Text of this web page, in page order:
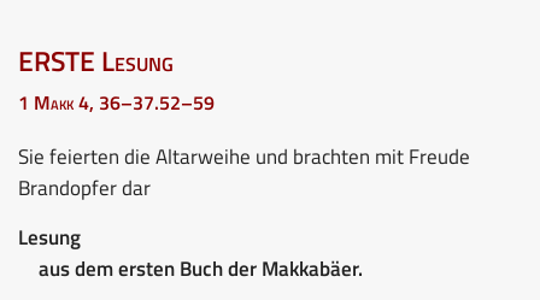
ERSTE Lesung
1 Makk 4, 36–37.52–59
Sie feierten die Altarweihe und brachten mit Freude
Brandopfer dar
Lesung
aus dem ersten Buch der Makkabäer.